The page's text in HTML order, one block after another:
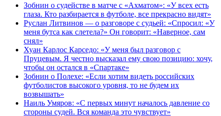
Зобнин о судействе в матче с «Ахматом»: «У всех есть
глаза. Кто разбирается в футболе, все прекрасно видят»
Руслан Литвинов — о разговоре с судьей: «Спросил: «У
меня бутса как слетела?» Он говорит: «Наверное, сам
снял»
Хуан Карлос Карседо: «У меня был разговор с
Пруцевым. Я честно высказал ему свою позицию: хочу,
чтобы он остался в «Спартаке»
Зобнин о Полехе: «Если хотим видеть российских
футболистов высокого уровня, то не будем их
возвышать»
Наиль Умяров: «С первых минут началось давление со
стороны судей. Вся команда это чувствует»